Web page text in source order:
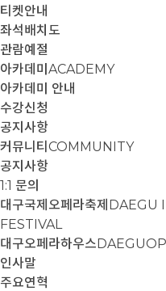
티켓안내
좌석배치도
관람예절
아카데미 ACADEMY
아카데미 안내
수강신청
공지사항
커뮤니티 COMMUNITY
공지사항
1:1 문의
대구국제오페라축제 DAEGU
FESTIVAL
대구오페라하우스
인사말
주요연혁